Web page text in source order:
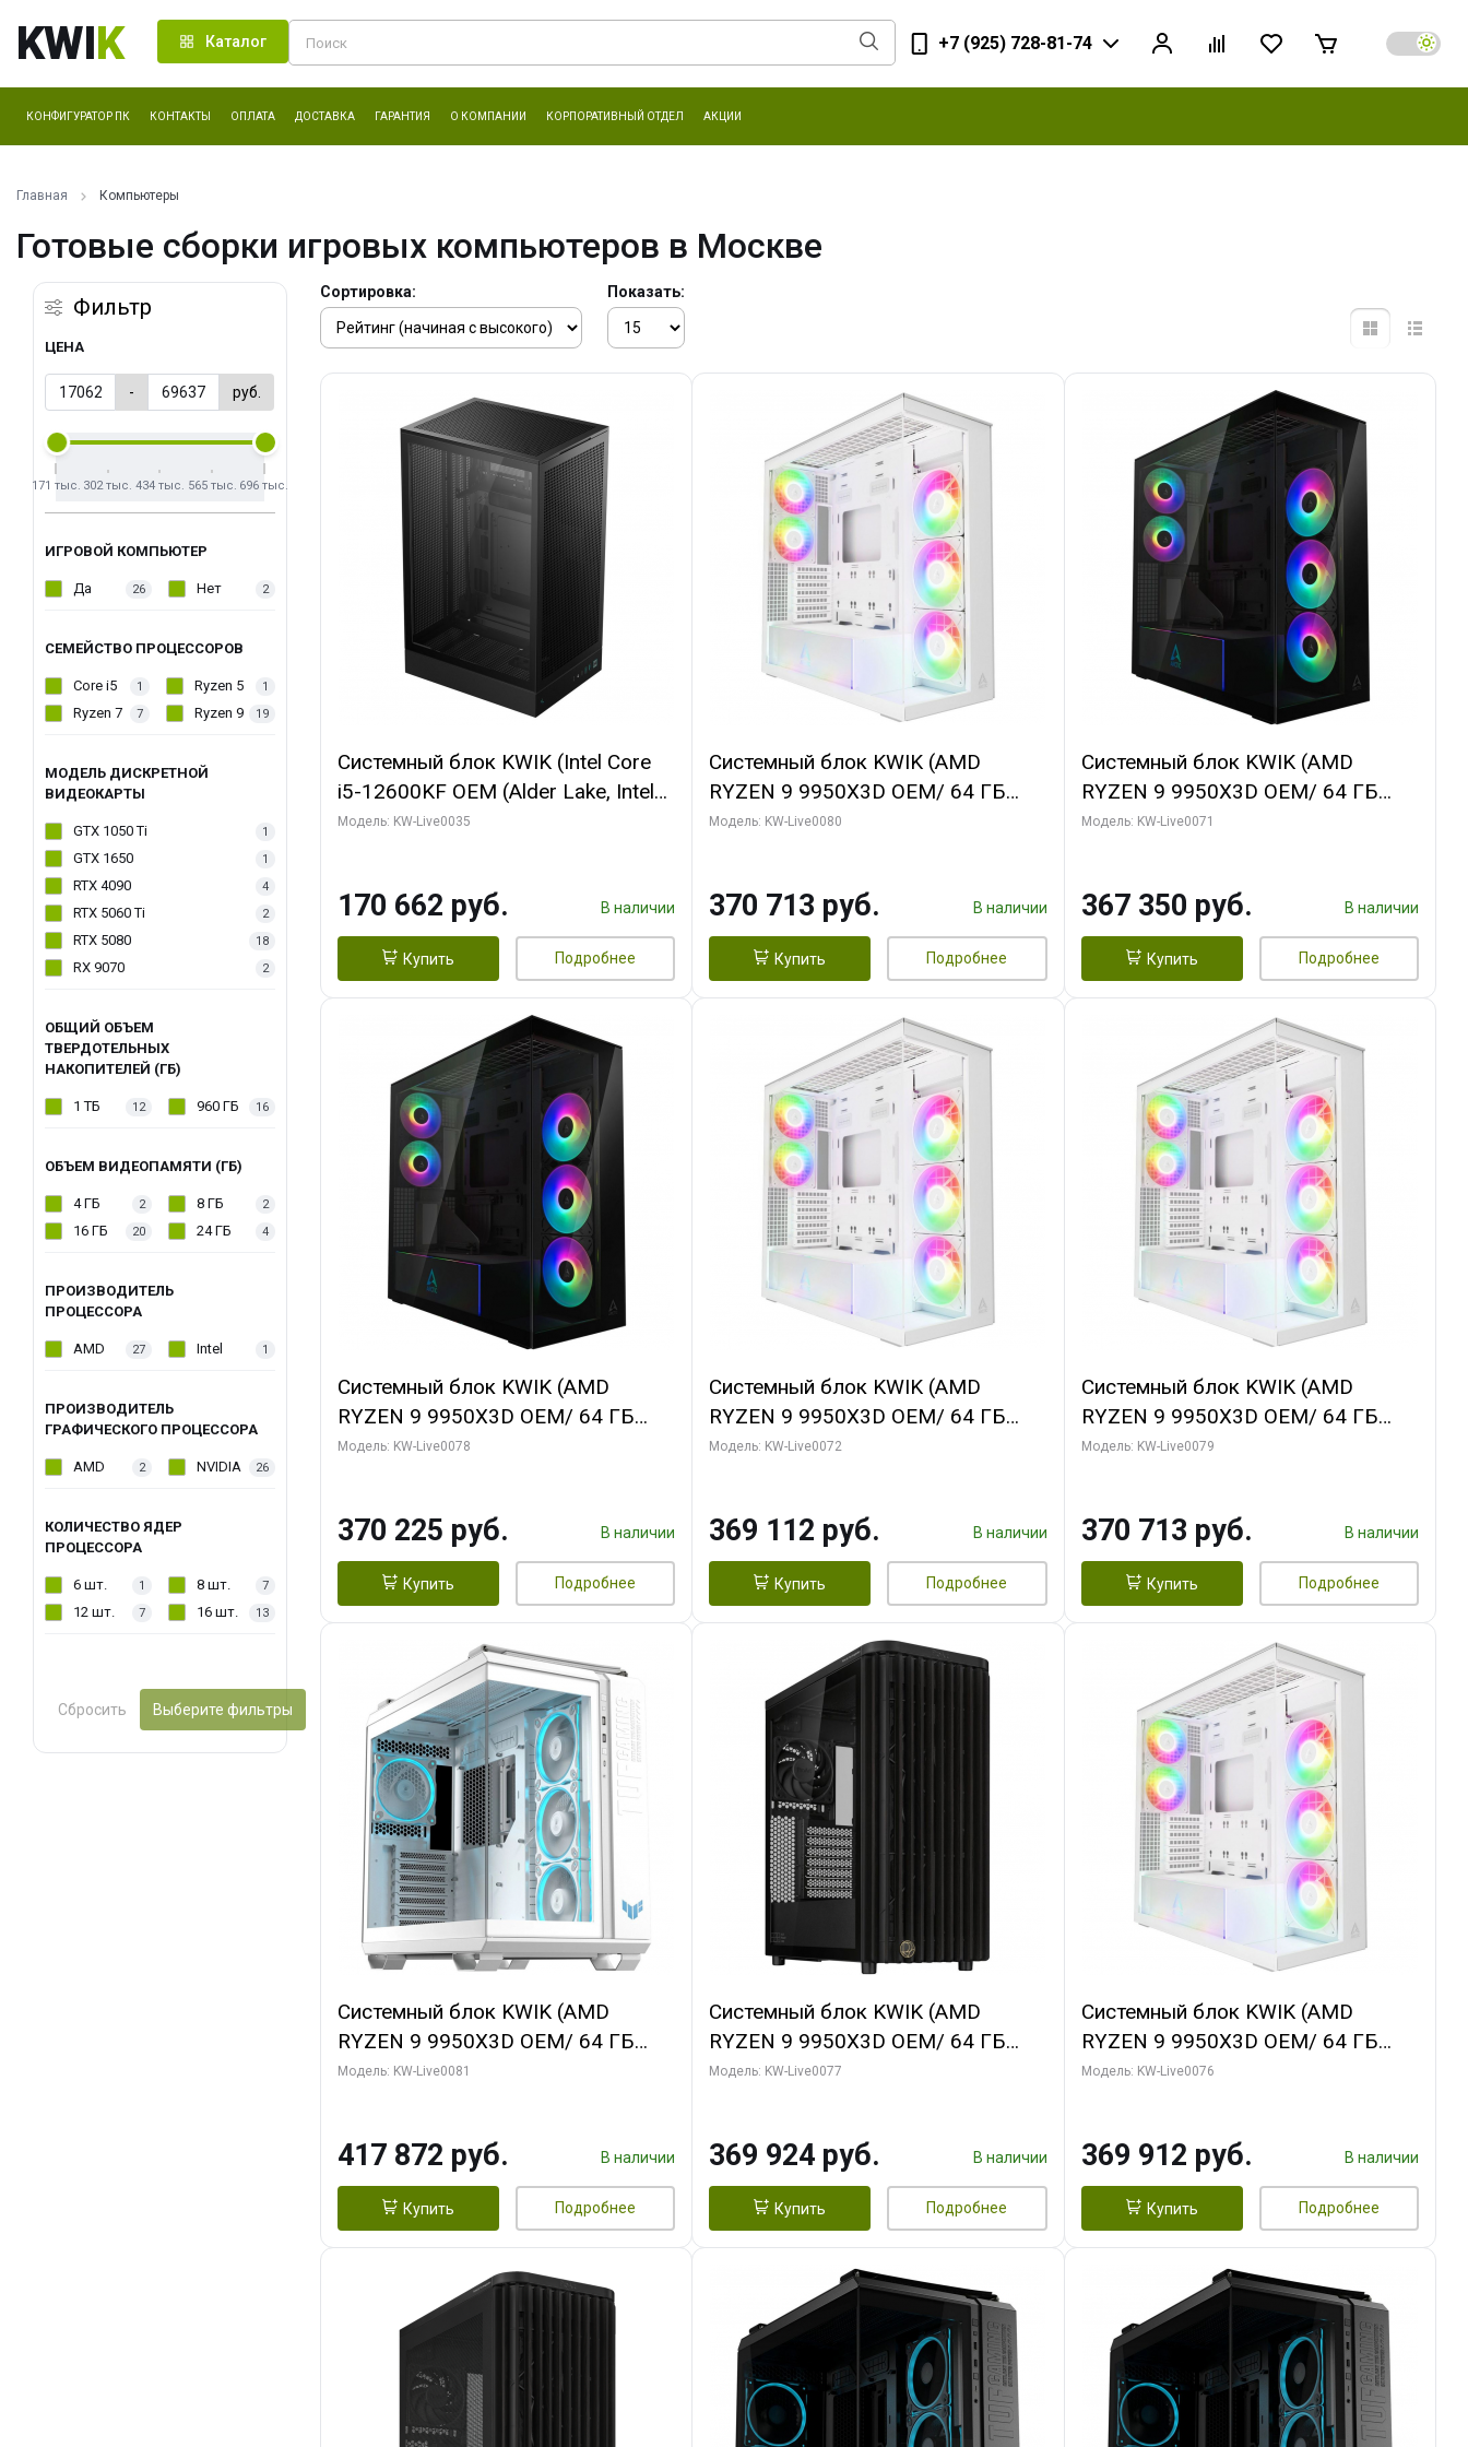
KWIK Каталог +7 (925) 728-81-74
КОНФИГУРАТОР ПК КОНТАКТЫ ОПЛАТА ДОСТАВКА ГАРАНТИЯ О КОМПАНИИ КОРПОРАТИВНЫЙ ОТДЕЛ АКЦИИ
Главная Компьютеры
Готовые сборки игровых компьютеров в Москве
Фильтр
ЦЕНА
- руб.
171 тыс. 302 тыс. 434 тыс. 565 тыс. 696 тыс.
ИГРОВОЙ КОМПЬЮТЕР
Да 26 Нет 2
СЕМЕЙСТВО ПРОЦЕССОРОВ
Core i5 1 Ryzen 5 1
Ryzen 7 7 Ryzen 9 19
МОДЕЛЬ ДИСКРЕТНОЙ
ВИДЕОКАРТЫ
GTX 1050 Ti 1
GTX 1650 1
RTX 4090 4
RTX 5060 Ti 2
RTX 5080 18
RX 9070 2
ОБЩИЙ ОБЪЕМ
ТВЕРДОТЕЛЬНЫХ
НАКОПИТЕЛЕЙ (ГБ)
1 ТБ 12 960 ГБ 16
ОБЪЕМ ВИДЕОПАМЯТИ (ГБ)
4 ГБ 2 8 ГБ 2
16 ГБ 20 24 ГБ 4
ПРОИЗВОДИТЕЛЬ
ПРОЦЕССОРА
AMD 27 Intel 1
ПРОИЗВОДИТЕЛЬ
ГРАФИЧЕСКОГО ПРОЦЕССОРА
AMD 2 NVIDIA 26
КОЛИЧЕСТВО ЯДЕР
ПРОЦЕССОРА
6 шт. 1 8 шт. 7
12 шт. 7 16 шт. 13
Сбросить Выберите фильтры
Сортировка: Показать:
Системный блок KWIK (Intel Core
i5-12600KF OEM (Alder Lake, Intel
7, C10 4EC/6PC// 64 ГБ ОЗУ/ Ninja
SSD)
Модель: KW-Live0035
170 662 руб. В наличии
Купить Подробнее
Системный блок KWIK (AMD
RYZEN 9 9950X3D OEM/ 64 ГБ
ОЗУ/ Palit RTX5080 INFINITY 3 OC
Модель: KW-Live0080
370 713 руб. В наличии
Купить Подробнее
Системный блок KWIK (AMD
RYZEN 9 9950X3D OEM/ 64 ГБ
ОЗУ/ Palit RTX5080 GAMINGPRO
Модель: KW-Live0071
367 350 руб. В наличии
Купить Подробнее
Системный блок KWIK (AMD
RYZEN 9 9950X3D OEM/ 64 ГБ
ОЗУ/ Palit RTX5080 GAMINGPRO
Модель: KW-Live0078
370 225 руб. В наличии
Купить Подробнее
Системный блок KWIK (AMD
RYZEN 9 9950X3D OEM/ 64 ГБ
ОЗУ/ MSI RTX5080 VENTUS 3X
Модель: KW-Live0072
369 112 руб. В наличии
Купить Подробнее
Системный блок KWIK (AMD
RYZEN 9 9950X3D OEM/ 64 ГБ
ОЗУ/ MSI RTX5080 SHADOW 3X OC
Модель: KW-Live0079
370 713 руб. В наличии
Купить Подробнее
Системный блок KWIK (AMD
RYZEN 9 9950X3D OEM/ 64 ГБ
ОЗУ/ Gigabyte RTX5080 XTREME
Модель: KW-Live0081
417 872 руб. В наличии
Купить Подробнее
Системный блок KWIK (AMD
RYZEN 9 9950X3D OEM/ 64 ГБ
ОЗУ/ Gigabyte RTX5080
Модель: KW-Live0077
369 924 руб. В наличии
Купить Подробнее
Системный блок KWIK (AMD
RYZEN 9 9950X3D OEM/ 64 ГБ
ОЗУ/ Gigabyte RTX5080
Модель: KW-Live0076
369 912 руб. В наличии
Купить Подробнее